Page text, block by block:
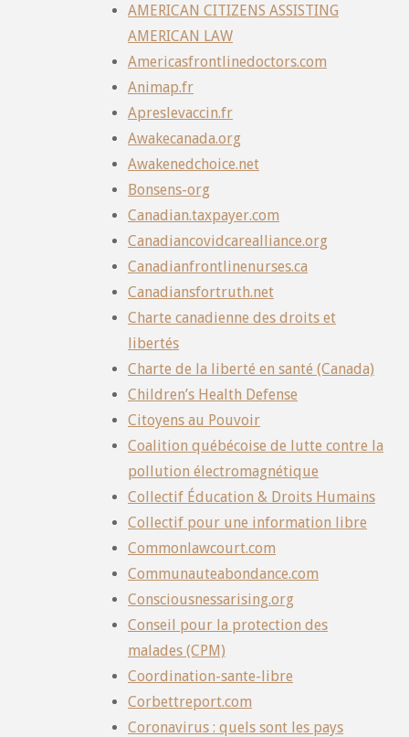
AMERICAN CITIZENS ASSISTING
AMERICAN LAW
Americasfrontlinedoctors.com
Animap.fr
Apreslevaccin.fr
Awakecanada.org
Awakenedchoice.net
Bonsens-org
Canadian.taxpayer.com
Canadiancovidcarealliance.org
Canadianfrontlinenurses.ca
Canadiansfortruth.net
Charte canadienne des droits et
libertés
Charte de la liberté en santé (Canada)
Children’s Health Defense
Citoyens au Pouvoir
Coalition québécoise de lutte contre la
pollution électromagnétique
Collectif Éducation & Droits Humains
Collectif pour une information libre
Commonlawcourt.com
Communauteabondance.com
Consciousnessarising.org
Conseil pour la protection des
malades (CPM)
Coordination-sante-libre
Corbettreport.com
Coronavirus : quels sont les pays